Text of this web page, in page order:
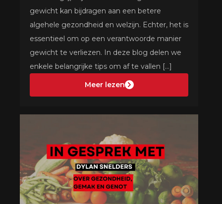
gewicht kan bijdragen aan een betere
algehele gezondheid en welzijn. Echter, het is
essentieel om op een verantwoorde manier
gewicht te verliezen. In deze blog delen we
enkele belangrijke tips om af te vallen […]
Meer lezen